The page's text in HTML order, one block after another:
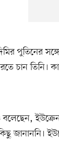
পুতিনের
চান তিনি।
ইউক্রেন
কিছু জানাননি।